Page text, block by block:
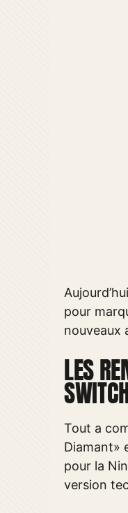
pour
nouveaux
LES
Tout a
Diamant»
pour la
version